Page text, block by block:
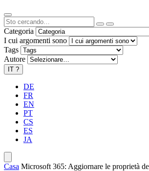
Categoria
I cui argomenti sono
Tags
Autore
IT ?
DE
FR
EN
PT
CS
ES
JA
Casa Microsoft 365: Aggiornare le proprietà